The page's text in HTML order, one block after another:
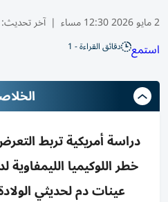
2 مايو 2026 12:30 مساء | آخر تحديث:
استمع دقائق القراءة - 1
خطر اللوكيميا
عينات دم لحديثي